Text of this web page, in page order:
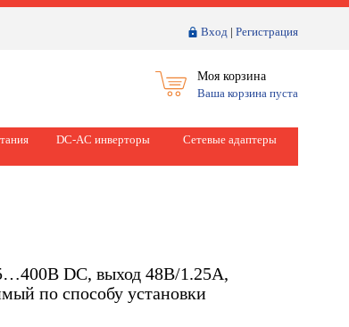
Вход | Регистрация
Моя корзина
Ваша корзина пуста
DC-AC инверторы Сетевые адаптеры
DC, выход 48В/1.25А,
по способу установки